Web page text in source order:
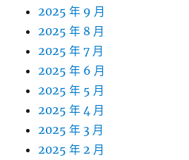
2025 年 9 月
2025 年 8 月
2025 年 7 月
2025 年 6 月
2025 年 5 月
2025 年 4 月
2025 年 3 月
2025 年 2 月